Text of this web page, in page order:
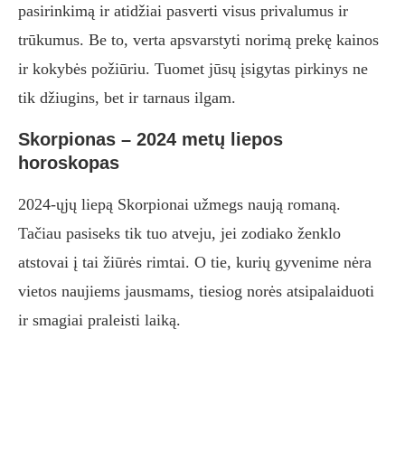
pasirinkimą ir atidžiai pasverti visus privalumus ir
trūkumus. Be to, verta apsvarstyti norimą prekę kainos
ir kokybės požiūriu. Tuomet jūsų įsigytas pirkinys ne
tik džiugins, bet ir tarnaus ilgam.
Skorpionas – 2024 metų liepos
horoskopas
2024-ųjų liepą Skorpionai užmegs naują romaną.
Tačiau pasiseks tik tuo atveju, jei zodiako ženklo
atstovai į tai žiūrės rimtai. O tie, kurių gyvenime nėra
vietos naujiems jausmams, tiesiog norės atsipalaiduoti
ir smagiai praleisti laiką.